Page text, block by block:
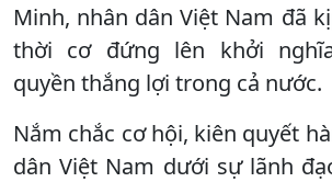
Minh, nhân dân Việt Nam đã
thời cơ đứng lên khởi
quyền thắng lợi trong cả nước.
Nắm chắc cơ hội, kiên quyết
dân Việt Nam dưới sự lãnh